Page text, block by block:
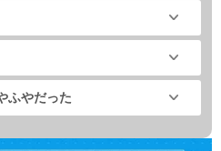
ふやだった